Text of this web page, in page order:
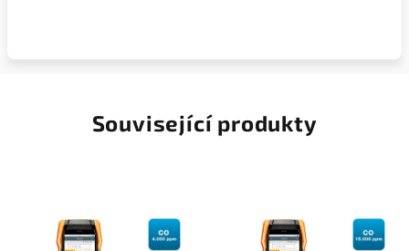
Související produkty